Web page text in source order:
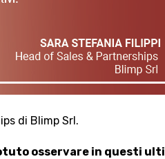
di Blimp Srl.
osservare in questi